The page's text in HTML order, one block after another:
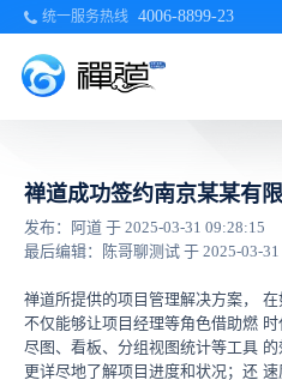
统一服务热线 4006-8899-23
禅道成功签约南京某某有
发布：阿道 于 2025-03-31 09:28:15
最后编辑：陈哥聊测试 于 2025-03-
在
速
禅道所提供的项目管理解决方案，
不仅能够让项目经理等角色借助燃
尽图、看板、分组视图统计等工具
更详尽地了解项目进度和状况；还